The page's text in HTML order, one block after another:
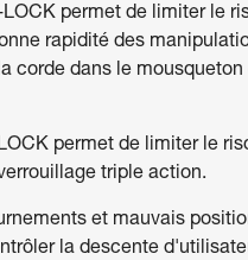
permet de limiter le
rapidité des
corde dans le
permet de limiter le
triple action.
et mauvais
la descente